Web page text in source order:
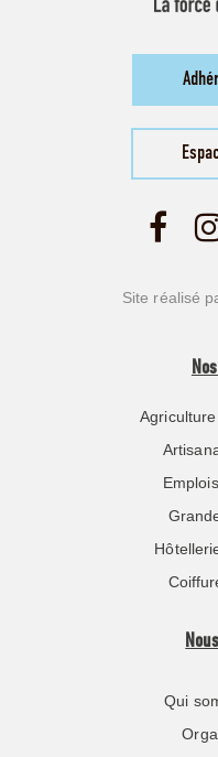
Site réalisé
Qui